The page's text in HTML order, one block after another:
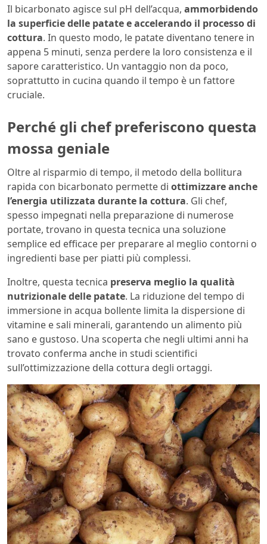
Il bicarbonato agisce sul pH dell’acqua, ammorbidendo
la superficie delle patate e accelerando il processo di
cottura. In questo modo, le patate diventano tenere in
appena 5 minuti, senza perdere la loro consistenza e il
sapore caratteristico. Un vantaggio non da poco,
soprattutto in cucina quando il tempo è un fattore
cruciale.
Perché gli chef preferiscono questa
mossa geniale
Oltre al risparmio di tempo, il metodo della bollitura
rapida con bicarbonato permette di ottimizzare anche
l’energia utilizzata durante la cottura. Gli chef,
spesso impegnati nella preparazione di numerose
portate, trovano in questa tecnica una soluzione
semplice ed efficace per preparare al meglio contorni o
ingredienti base per piatti più complessi.
Inoltre, questa tecnica preserva meglio la qualità
nutrizionale delle patate. La riduzione del tempo di
immersione in acqua bollente limita la dispersione di
vitamine e sali minerali, garantendo un alimento più
sano e gustoso. Una scoperta che negli ultimi anni ha
trovato conferma anche in studi scientifici
sull’ottimizzazione della cottura degli ortaggi.